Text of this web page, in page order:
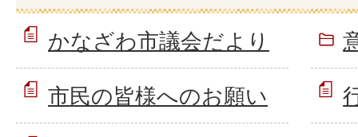
かなざわ市議会だより
市民の皆様へのお願い